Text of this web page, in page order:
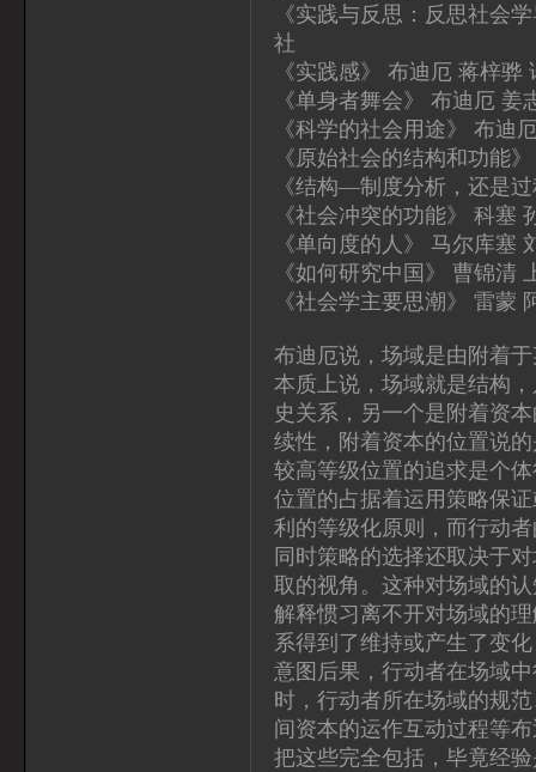
《实践与反思：反思社会
社
《实践感》 布迪厄 蒋梓骅
《单身者舞会》 布迪厄
《科学的社会用途》 布迪
《原始社会的结构和功能
《结构—制度分析，还是
《社会冲突的功能》 科塞
《单向度的人》 马尔库塞
《如何研究中国》 曹锦清
《社会学主要思潮》 雷蒙
布迪厄说，场域是由附着
本质上说，场域就是结构
史关系，另一个是附着资
续性，附着资本的位置说
较高等级位置的追求是个
位置的占据着运用策略保
利的等级化原则，而行动
同时策略的选择还取决于
取的视角。这种对场域的
解释惯习离不开对场域的
系得到了维持或产生了变
意图后果，行动者在场域
时，行动者所在场域的规
间资本的运作互动过程等
把这些完全包括，毕竟经